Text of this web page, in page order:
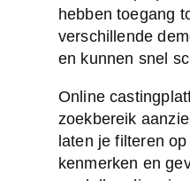
hebben toegang
verschillende
en kunnen snel
Online
zoekbereik
laten je filteren
kenmerken en